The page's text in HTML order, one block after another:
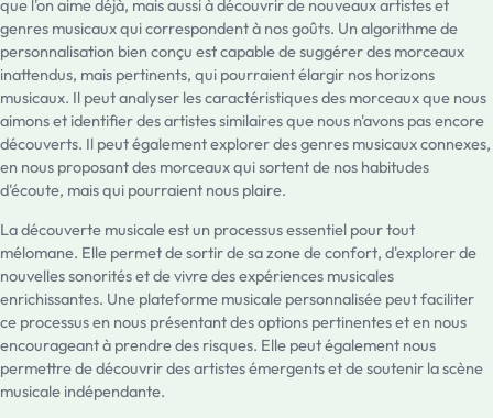
que l'on aime déjà, mais aussi à découvrir de nouveaux artistes et
genres musicaux qui correspondent à nos goûts. Un algorithme de
personnalisation bien conçu est capable de suggérer des morceaux
inattendus, mais pertinents, qui pourraient élargir nos horizons
musicaux. Il peut analyser les caractéristiques des morceaux que nous
aimons et identifier des artistes similaires que nous n'avons pas encore
découverts. Il peut également explorer des genres musicaux connexes,
en nous proposant des morceaux qui sortent de nos habitudes
d'écoute, mais qui pourraient nous plaire.
La découverte musicale est un processus essentiel pour tout
mélomane. Elle permet de sortir de sa zone de confort, d'explorer de
nouvelles sonorités et de vivre des expériences musicales
enrichissantes. Une plateforme musicale personnalisée peut faciliter
ce processus en nous présentant des options pertinentes et en nous
encourageant à prendre des risques. Elle peut également nous
permettre de découvrir des artistes émergents et de soutenir la scène
musicale indépendante.